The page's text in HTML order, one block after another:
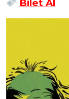
Bilet Al